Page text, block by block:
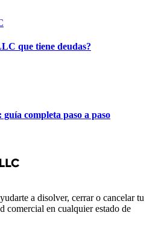
que tiene deudas?
completa paso a paso
a disolver, cerrar o cancelar tu
comercial en cualquier estado de